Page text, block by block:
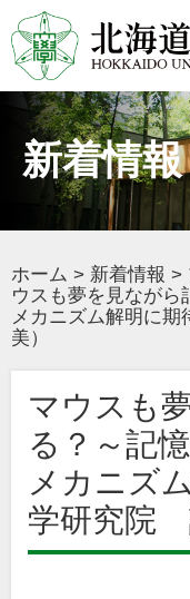
新着情報
ホーム > 新着情報 >
ウスも夢を見ながら
メカニズム解明に
美）
マウスも
る？～記
メカニズ
学研究院